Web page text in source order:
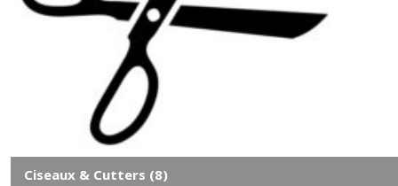
Ciseaux & Cutters (8)